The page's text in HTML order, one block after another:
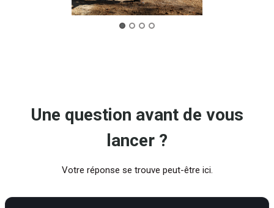
Une question avant de vous
lancer ?
Votre réponse se trouve peut-être ici.